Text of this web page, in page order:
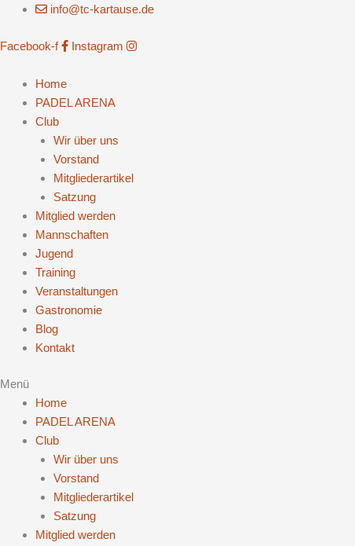
springen
info@tc-kartause.de
Facebook-f Instagram
Home
PADEL ARENA
Club
Wir über uns
Vorstand
Mitgliederartikel
Satzung
Mitglied werden
Mannschaften
Jugend
Training
Veranstaltungen
Gastronomie
Blog
Kontakt
Menü
Home
PADEL ARENA
Club
Wir über uns
Vorstand
Mitgliederartikel
Satzung
Mitglied werden